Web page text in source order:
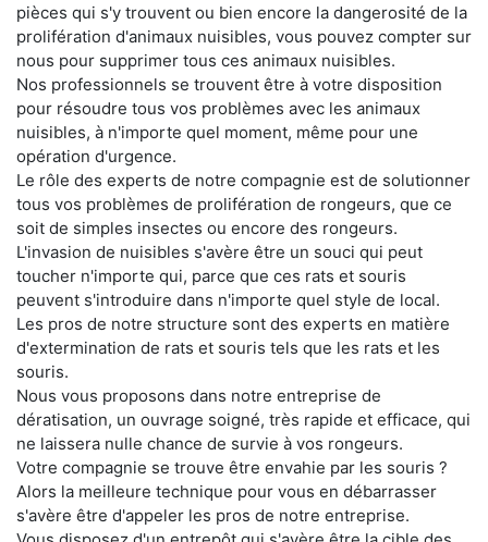
pièces qui s'y trouvent ou bien encore la dangerosité de la
prolifération d'animaux nuisibles, vous pouvez compter sur
nous pour supprimer tous ces animaux nuisibles.
Nos professionnels se trouvent être à votre disposition
pour résoudre tous vos problèmes avec les animaux
nuisibles, à n'importe quel moment, même pour une
opération d'urgence.
Le rôle des experts de notre compagnie est de solutionner
tous vos problèmes de prolifération de rongeurs, que ce
soit de simples insectes ou encore des rongeurs.
L'invasion de nuisibles s'avère être un souci qui peut
toucher n'importe qui, parce que ces rats et souris
peuvent s'introduire dans n'importe quel style de local.
Les pros de notre structure sont des experts en matière
d'extermination de rats et souris tels que les rats et les
souris.
Nous vous proposons dans notre entreprise de
dératisation, un ouvrage soigné, très rapide et efficace, qui
ne laissera nulle chance de survie à vos rongeurs.
Votre compagnie se trouve être envahie par les souris ?
Alors la meilleure technique pour vous en débarrasser
s'avère être d'appeler les pros de notre entreprise.